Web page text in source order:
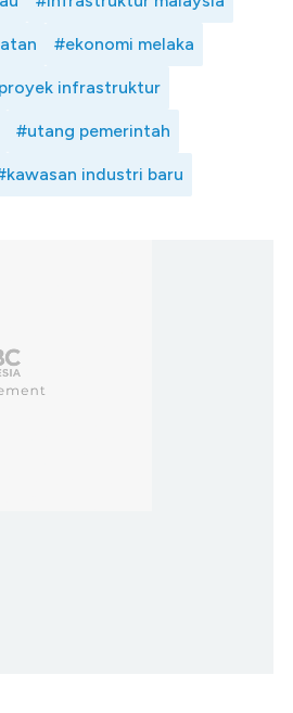
#ekonomi melaka
infrastruktur
#utang pemerintah
industri baru